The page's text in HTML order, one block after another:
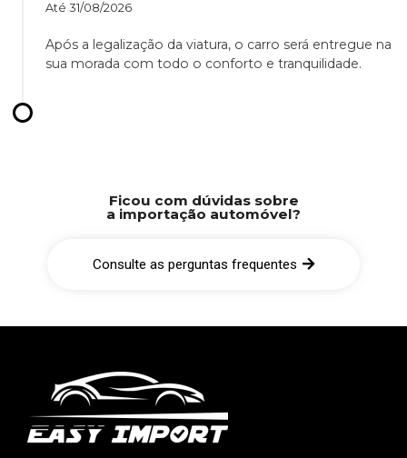
Até 31/08/2026
Após a legalização da viatura, o carro será entregue na
sua morada com todo o conforto e tranquilidade.
Ficou com dúvidas sobre
a importação automóvel?
Consulte as perguntas frequentes